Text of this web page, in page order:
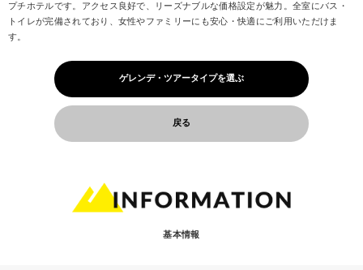
プチホテルです。アクセス良好で、リーズナブルな価格設定が魅力。全室にバス・
トイレが完備されており、女性やファミリーにも安心・快適にご利用いただけま
す。
ゲレンデ・ツアータイプを選ぶ
戻る
基本情報